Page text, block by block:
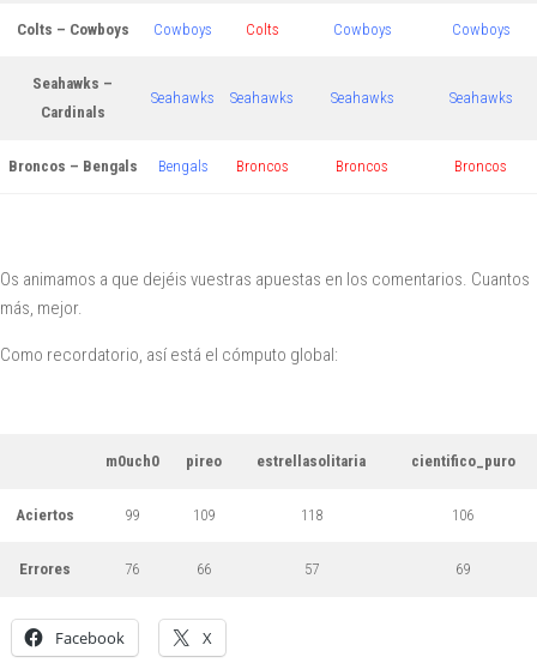
Colts – Cowboys Cowboys Colts Cowboys Cowboys
Seahawks –
Cardinals
Seahawks Seahawks Seahawks Seahawks
Broncos – Bengals Bengals Broncos Broncos Broncos
Os animamos a que dejéis vuestras apuestas en los comentarios. Cuantos
más, mejor.
Como recordatorio, así está el cómputo global:
m0uch0 pireo estrellasolitaria cientifico_puro
Aciertos 99 109 118 106
Errores 76 66 57 69
Facebook X